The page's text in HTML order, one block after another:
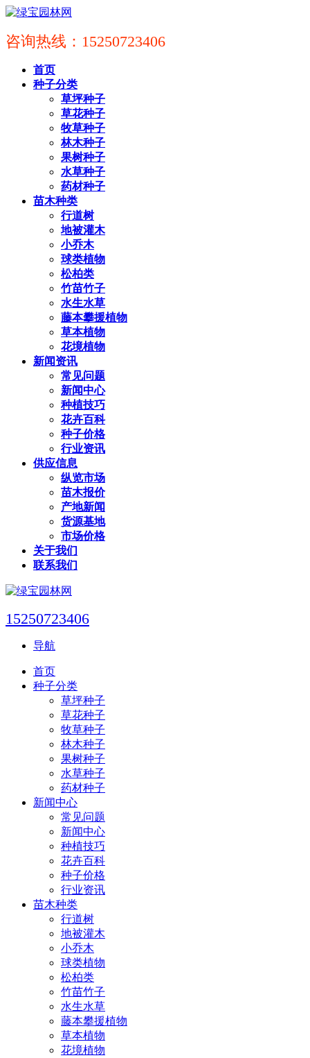
咨询热线：15250723406
首页
种子分类
草坪种子
草花种子
牧草种子
林木种子
果树种子
水草种子
药材种子
苗木种类
行道树
地被灌木
小乔木
球类植物
松柏类
竹苗竹子
水生水草
藤本攀援植物
草本植物
花境植物
新闻资讯
常见问题
新闻中心
种植技巧
花卉百科
种子价格
行业资讯
供应信息
纵览市场
苗木报价
产地新闻
货源基地
市场价格
关于我们
联系我们
15250723406
导航
首页
种子分类
草坪种子
草花种子
牧草种子
林木种子
果树种子
水草种子
药材种子
新闻中心
常见问题
新闻中心
种植技巧
花卉百科
种子价格
行业资讯
苗木种类
行道树
地被灌木
小乔木
球类植物
松柏类
竹苗竹子
水生水草
藤本攀援植物
草本植物
花境植物